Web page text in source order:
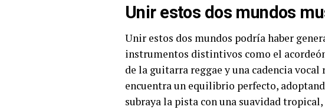
Unir estos dos mundos
Unir estos dos mundos podría haber
instrumentos distintivos como el
de la guitarra reggae y una cadencia vocal
encuentra un equilibrio perfecto,
subraya la pista con una suavidad